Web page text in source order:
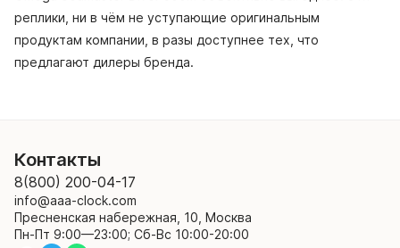
реплики, ни в чём не уступающие оригинальным
продуктам компании, в разы доступнее тех, что
предлагают дилеры бренда.
Контакты
8(800) 200-04-17
info@aaa-clock.com
Пресненская набережная, 10, Москва
Пн-Пт 9:00—23:00; Сб-Вс 10:00-20:00